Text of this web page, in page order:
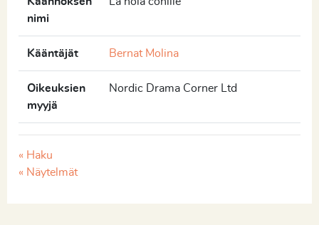
nimi
Kääntäjät Bernat Molina
Oikeuksien
myyjä
Nordic Drama Corner Ltd
« Haku
« Näytelmät